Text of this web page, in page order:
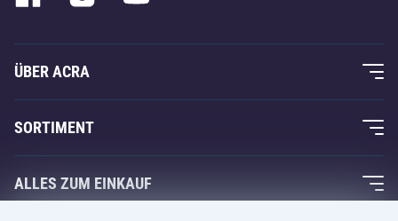
ÜBER ACRA
Über uns
Acra-Garantie
Kontakte
SORTIMENT
Fitness und Krafttraining
ALLES ZUM EINKAUF